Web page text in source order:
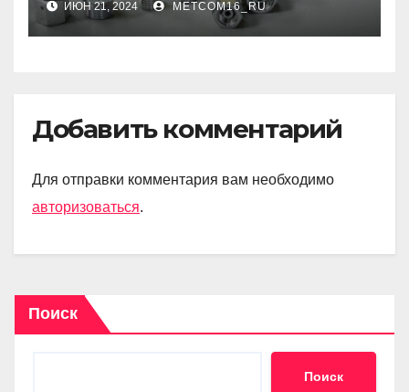
Производства
ИЮН 21, 2024 METCOM16_RU
Добавить комментарий
Для отправки комментария вам необходимо
авторизоваться.
Поиск
Поиск